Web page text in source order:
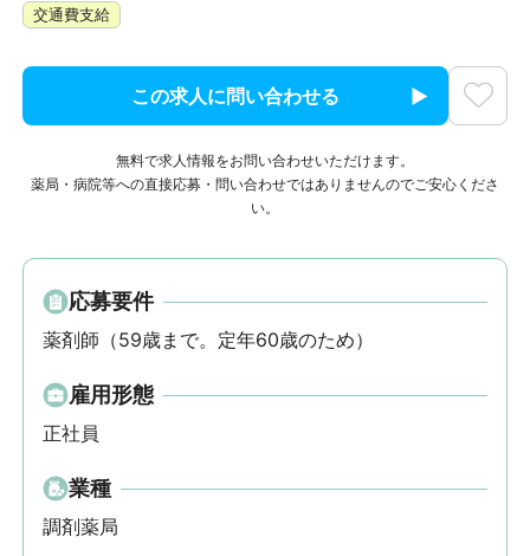
交通費支給
この求人に問い合わせる
無料で求人情報をお問い合わせいただけます。
薬局・病院等への直接応募・問い合わせではありませんのでご安心くださ
い。
応募要件
薬剤師（59歳まで。定年60歳のため）
雇用形態
正社員
業種
調剤薬局